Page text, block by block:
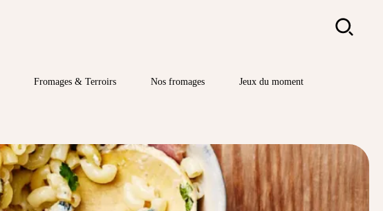
Rechercher
Fromages & Terroirs Nos fromages Jeux du moment